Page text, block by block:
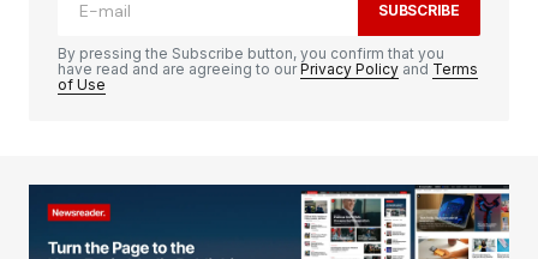
Your E-mail*
SUBSCRIBE
By pressing the Subscribe button, you confirm that you
have read and are agreeing to ourPrivacy Policy and Terms
of Use